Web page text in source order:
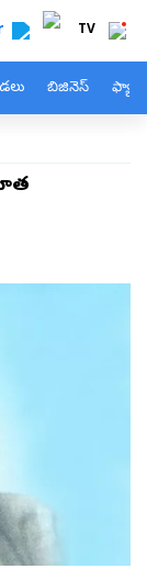
TV
బిజినెస్